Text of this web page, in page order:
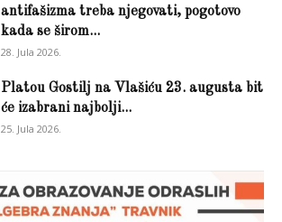
antifašizma treba njegovati, pogotovo
kada se širom...
28. Jula 2026.
Platou Gostilj na Vlašiću 23. augusta bit
će izabrani najbolji...
25. Jula 2026.